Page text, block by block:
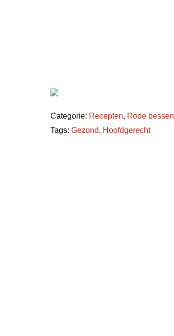
Categorie: Recepten, Rode bessen
Tags: Gezond, Hoofdgerecht